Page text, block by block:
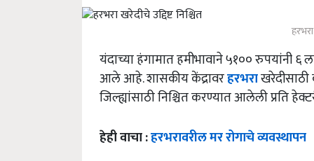
यंदाच्या हंगामात हमीभावाने ५१०० रुपयांनी
आले आहे. शासकीय केंद्रावरहरभराखरेदीसाठी
जिल्ह्यांसाठी निश्चित करण्यात आलेली प्रति
हेही वाचा :हरभरावरील मर रोगाचे व्यवस्थापन